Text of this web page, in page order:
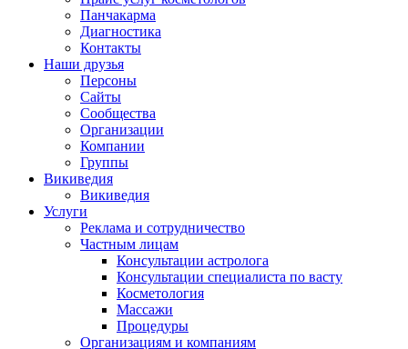
Панчакарма
Диагностика
Контакты
Наши друзья
Персоны
Сайты
Сообщества
Организации
Компании
Группы
Викиведия
Викиведия
Услуги
Реклама и сотрудничество
Частным лицам
Консультации астролога
Консультации специалиста по васту
Косметология
Массажи
Процедуры
Организациям и компаниям